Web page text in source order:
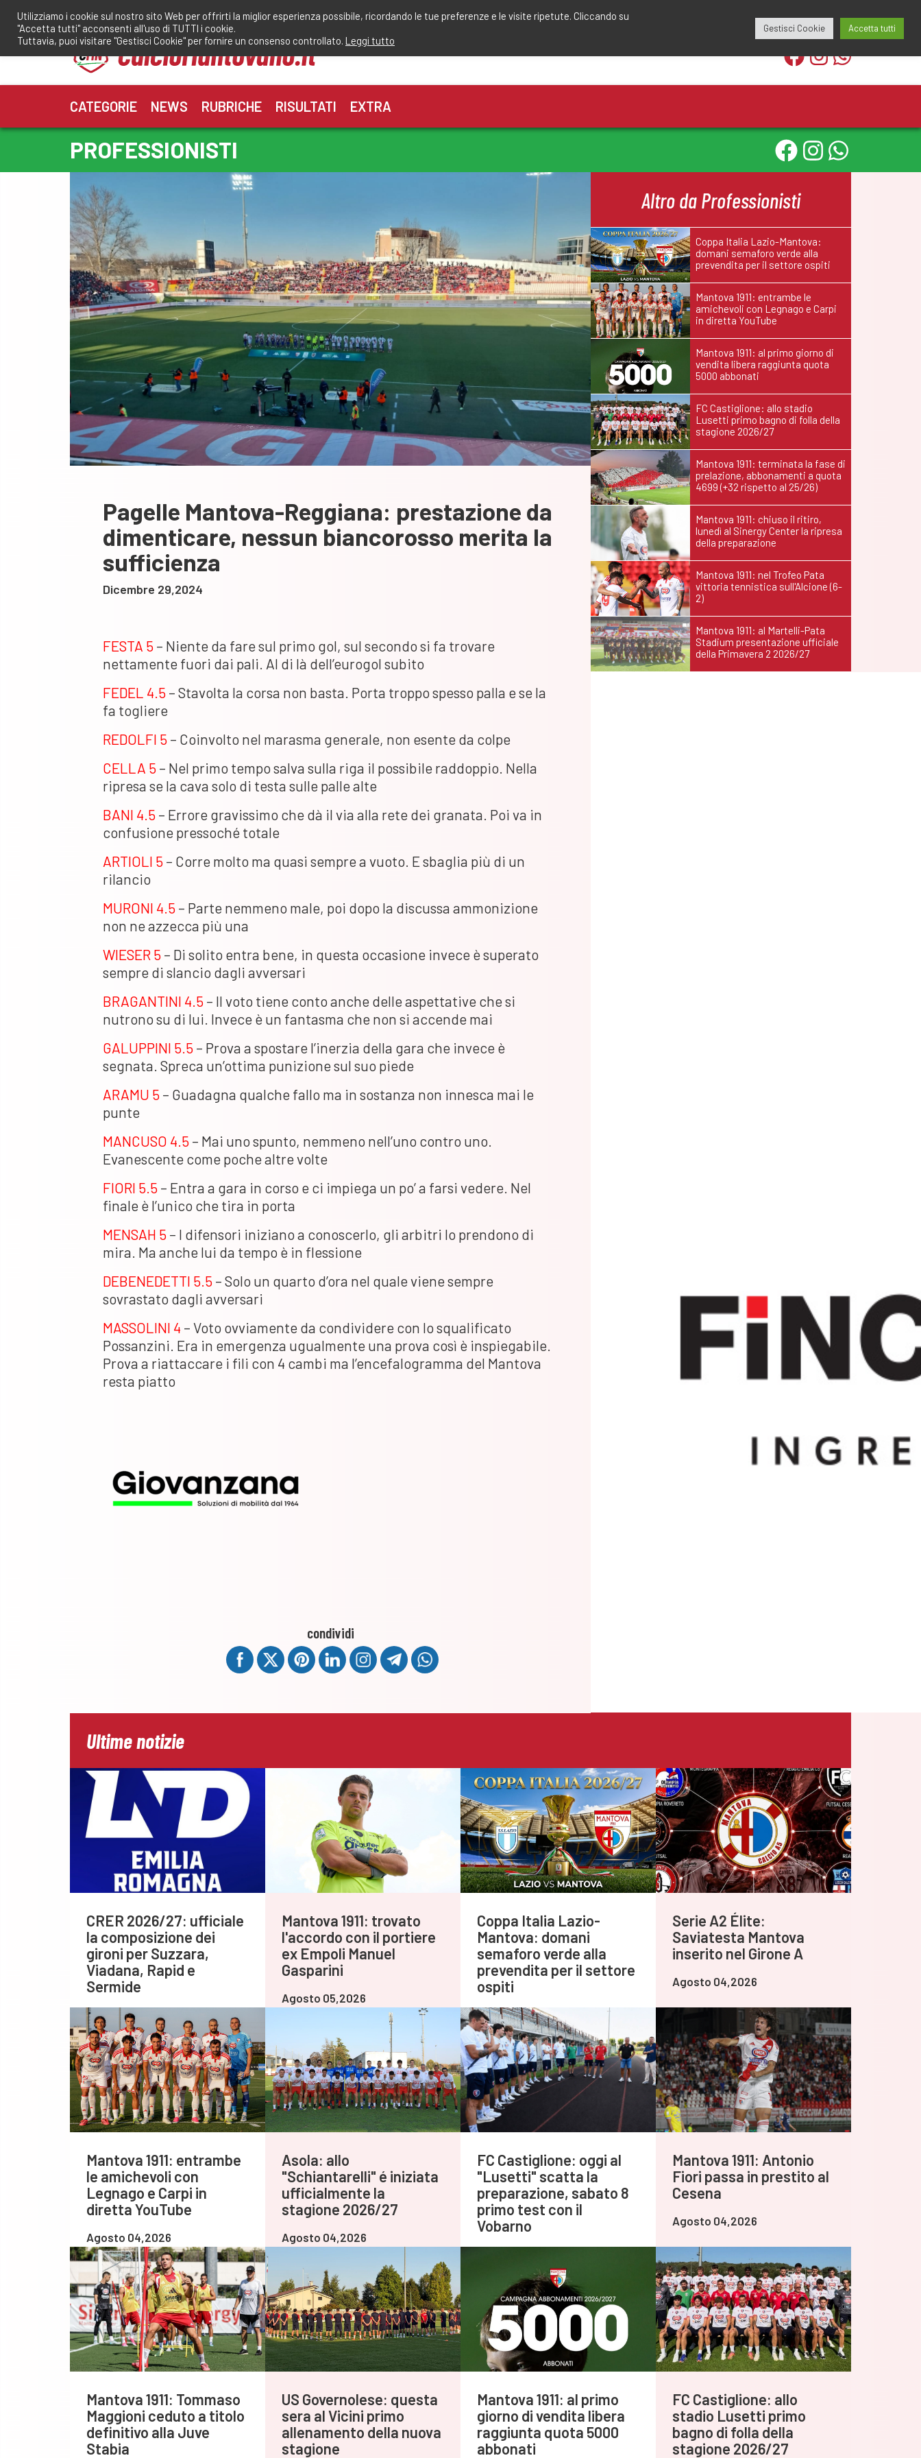
contenuto
redazione@calciomantovano.it
CATEGORIE NEWS RUBRICHE RISULTATI EXTRA
PROFESSIONISTI
Pagelle Mantova-Reggiana: prestazione da
dimenticare, nessun biancorosso merita la
sufficienza
Dicembre 29,2024
FESTA 5 – Niente da fare sul primo gol, sul secondo si fa trovare
nettamente fuori dai pali. Al di là dell’eurogol subito
FEDEL 4.5 – Stavolta la corsa non basta. Porta troppo spesso palla e se la
fa togliere
REDOLFI 5 – Coinvolto nel marasma generale, non esente da colpe
CELLA 5 – Nel primo tempo salva sulla riga il possibile raddoppio. Nella
ripresa se la cava solo di testa sulle palle alte
BANI 4.5 – Errore gravissimo che dà il via alla rete dei granata. Poi va in
confusione pressoché totale
ARTIOLI 5 – Corre molto ma quasi sempre a vuoto. E sbaglia più di un
rilancio
MURONI 4.5 – Parte nemmeno male, poi dopo la discussa ammonizione
non ne azzecca più una
WIESER 5 – Di solito entra bene, in questa occasione invece è superato
sempre di slancio dagli avversari
BRAGANTINI 4.5 – Il voto tiene conto anche delle aspettative che si
nutrono su di lui. Invece è un fantasma che non si accende mai
GALUPPINI 5.5 – Prova a spostare l’inerzia della gara che invece è
segnata. Spreca un’ottima punizione sul suo piede
ARAMU 5 – Guadagna qualche fallo ma in sostanza non innesca mai le
punte
MANCUSO 4.5 – Mai uno spunto, nemmeno nell’uno contro uno.
Evanescente come poche altre volte
FIORI 5.5 – Entra a gara in corso e ci impiega un po’ a farsi vedere. Nel
finale è l’unico che tira in porta
MENSAH 5 – I difensori iniziano a conoscerlo, gli arbitri lo prendono di
mira. Ma anche lui da tempo è in flessione
DEBENEDETTI 5.5 – Solo un quarto d’ora nel quale viene sempre
sovrastato dagli avversari
MASSOLINI 4 – Voto ovviamente da condividere con lo squalificato
Possanzini. Era in emergenza ugualmente una prova così è inspiegabile.
Prova a riattaccare i fili con 4 cambi ma l’encefalogramma del Mantova
resta piatto
condividi
Altro da Professionisti
Coppa Italia Lazio-Mantova:
domani semaforo verde alla
prevendita per il settore ospiti
Mantova 1911: entrambe le
amichevoli con Legnago e Carpi
in diretta YouTube
Mantova 1911: al primo giorno di
vendita libera raggiunta quota
5000 abbonati
FC Castiglione: allo stadio
Lusetti primo bagno di folla della
stagione 2026/27
Mantova 1911: terminata la fase di
prelazione, abbonamenti a quota
4699 (+32 rispetto al 25/26)
Mantova 1911: chiuso il ritiro,
lunedì al Sinergy Center la ripresa
della preparazione
Mantova 1911: nel Trofeo Pata
vittoria tennistica sull'Alcione (6-
2)
Mantova 1911: al Martelli-Pata
Stadium presentazione ufficiale
della Primavera 2 2026/27
Ultime notizie
CRER 2026/27: ufficiale
la composizione dei
gironi per Suzzara,
Viadana, Rapid e
Sermide
Agosto 06,2026
Mantova 1911: trovato
l'accordo con il portiere
ex Empoli Manuel
Gasparini
Agosto 05,2026
Coppa Italia Lazio-
Mantova: domani
semaforo verde alla
prevendita per il settore
ospiti
Agosto 05,2026
Serie A2 Élite:
Saviatesta Mantova
inserito nel Girone A
Agosto 04,2026
Mantova 1911: entrambe
le amichevoli con
Legnago e Carpi in
diretta YouTube
Agosto 04,2026
Asola: allo
"Schiantarelli" é iniziata
ufficialmente la
stagione 2026/27
Agosto 04,2026
FC Castiglione: oggi al
"Lusetti" scatta la
preparazione, sabato 8
primo test con il
Vobarno
Mantova 1911: Antonio
Fiori passa in prestito al
Cesena
Agosto 04,2026
Mantova 1911: Tommaso
Maggioni ceduto a titolo
definitivo alla Juve
Stabia
US Governolese: questa
sera al Vicini primo
allenamento della nuova
stagione
Mantova 1911: al primo
giorno di vendita libera
raggiunta quota 5000
abbonati
FC Castiglione: allo
stadio Lusetti primo
bagno di folla della
stagione 2026/27
Utilizziamo i cookie sul nostro sito Web per offrirti la miglior esperienza possibile, ricordando le tue preferenze e le visite ripetute. Cliccando su
"Accetta tutti" acconsenti all'uso di TUTTI i cookie.
Tuttavia, puoi visitare "Gestisci Cookie" per fornire un consenso controllato. Leggi tutto
Gestisci Cookie Accetta tutti